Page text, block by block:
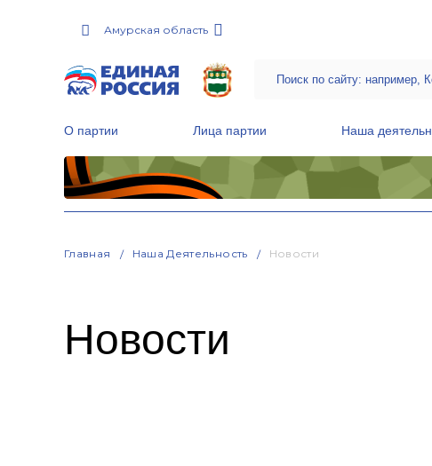
Амурская область
О партии Лица партии Наша
Главная Наша Деятельность Новости
Новости